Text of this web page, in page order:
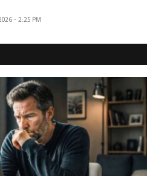
- 2:25 PM